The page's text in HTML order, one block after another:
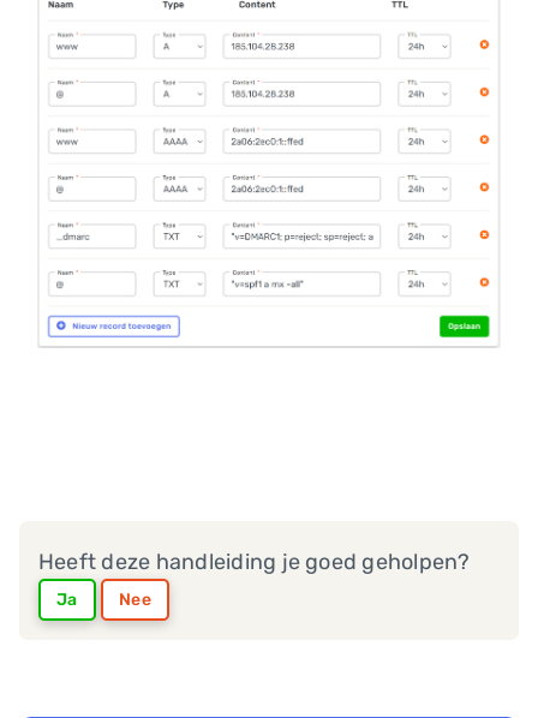
Heeft deze handleiding je goed geholpen?
Ja Nee